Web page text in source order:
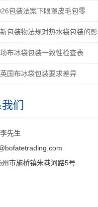
包装法案下眼罩皮毛包零
包装物法规对热水袋包装的影
布冰袋包装一致性检查表
国布冰袋包装要求差异
们
先生
州市施桥镇朱巷河路5号